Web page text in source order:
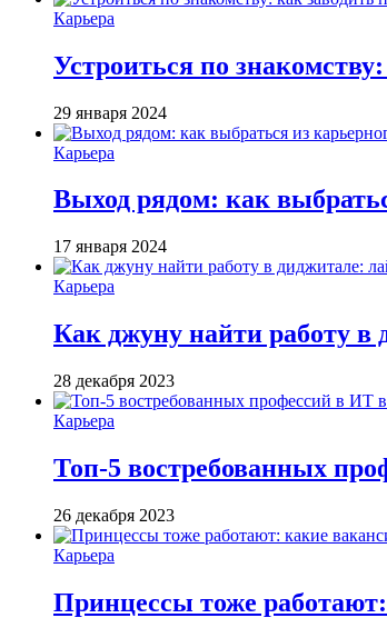
Карьера
Устроиться по
29 января 2024
Карьера
Выход рядом: как
17 января 2024
Карьера
Как джуну найти работу в
28 декабря 2023
Карьера
Топ-5 востребованных
26 декабря 2023
Карьера
Принцессы тоже